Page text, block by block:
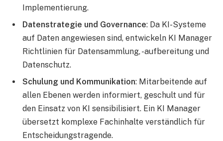
Implementierung.
Datenstrategie und Governance: Da KI-Systeme
auf Daten angewiesen sind, entwickeln KI Manager
Richtlinien für Datensammlung, -aufbereitung und
Datenschutz.
Schulung und Kommunikation: Mitarbeitende auf
allen Ebenen werden informiert, geschult und für
den Einsatz von KI sensibilisiert. Ein KI Manager
übersetzt komplexe Fachinhalte verständlich für
Entscheidungstragende.